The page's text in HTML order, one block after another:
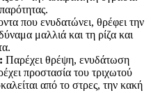
που ενυδατώνει, θρέφει την
μαλλιά και τη ρίζα και
Παρέχει θρέψη, ενυδάτωση
προστασία του τριχωτού
από το στρες, την κακή